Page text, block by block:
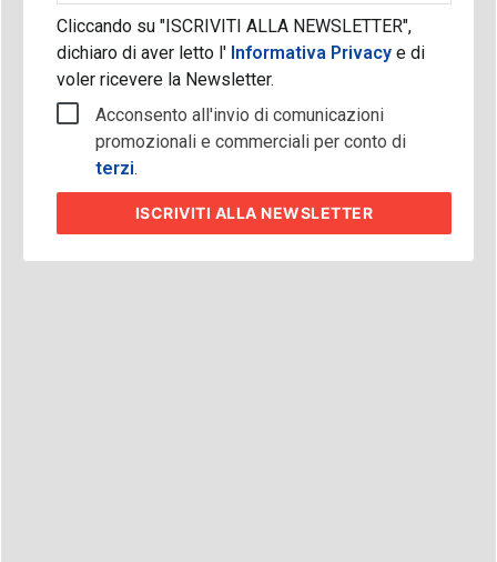
Cliccando su "ISCRIVITI ALLA NEWSLETTER",
dichiaro di aver letto l'Informativa Privacy e di
voler ricevere la Newsletter.
Acconsento all'invio di comunicazioni
promozionali e commerciali per conto di
terzi.
ISCRIVITI ALLA NEWSLETTER